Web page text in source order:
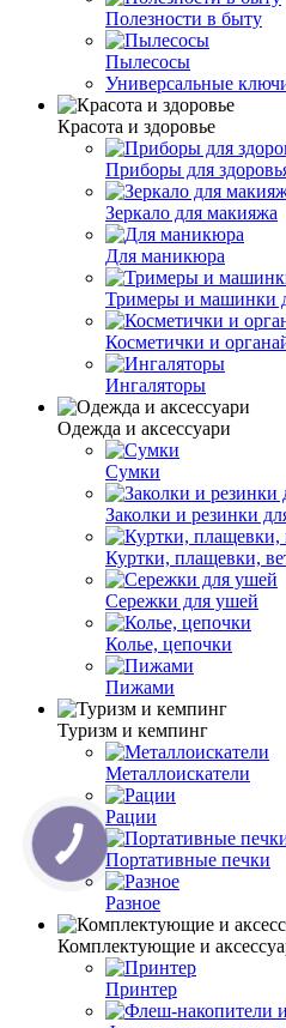
Полезности в быту
Пылесосы
Универсальные
Красота и здоровье
Приборы для
Зеркало для макияжа
Для маникюра
Тримеры и машинки
Косметички и
Ингаляторы
Одежда и аксессуари
Сумки
Заколки и резинки
Куртки, плащевки,
Сережки для ушей
Колье, цепочки
Пижами
Туризм и кемпинг
Металлоискатели
Рации
Портативные печки
Разное
Комплектующие и
Принтер